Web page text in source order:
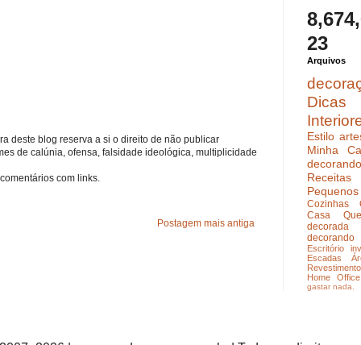
deste blog reserva a si o direito de não publicar
de calúnia, ofensa, falsidade ideológica, multiplicidade
com links.
Postagem mais antiga
23
Arquivos
Dicas
Estilo
Minha
Receitas
Cozinhas
Casa
decorada
Escritório
Escadas
Revestimento
Home Office
gastar nada.